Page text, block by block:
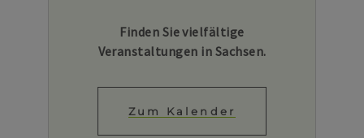
Finden Sie vielfältige
Veranstaltungen in Sachsen.
Zum Kalender